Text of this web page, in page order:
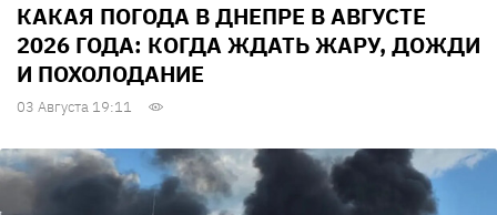
КАКАЯ ПОГОДА В ДНЕПРЕ В АВГУСТЕ
2026 ГОДА: КОГДА ЖДАТЬ ЖАРУ, ДОЖДИ
И ПОХОЛОДАНИЕ
03 Августа 19:11